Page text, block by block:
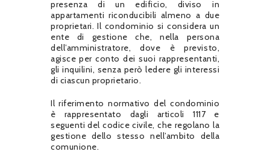
presenza di un edificio, diviso in
appartamenti riconducibili almeno a due
proprietari. Il condominio si considera un
ente di gestione che, nella persona
dell’amministratore, dove è previsto,
agisce per conto dei suoi rappresentanti,
gli inquilini, senza però ledere gli interessi
di ciascun proprietario.
Il riferimento normativo del condominio
è rappresentato dagli articoli 1117 e
seguenti del codice civile, che regolano la
gestione dello stesso nell’ambito della
comunione.